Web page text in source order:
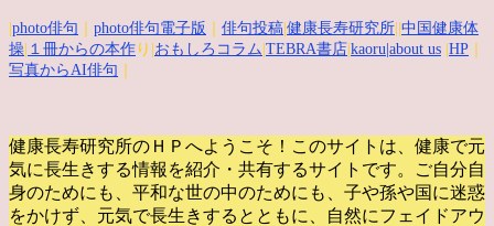
photo俳句 photo俳句電子版 俳句投稿 健康長寿研究所 中国健康体
操 １冊からの本作 り| おもしろコラム TEBRA書店 kaoru |about us HP
写真からAI俳句
健康長寿研究所のＨＰへようこそ！このサイトは、健康で元
気に長生きする情報を紹介・共有するサイトです。
ご自分自
身のためにも、平和な世の中のためにも、子や孫や国に迷惑
をかけず、元気で長生きするとともに、自然にフェイドアウ